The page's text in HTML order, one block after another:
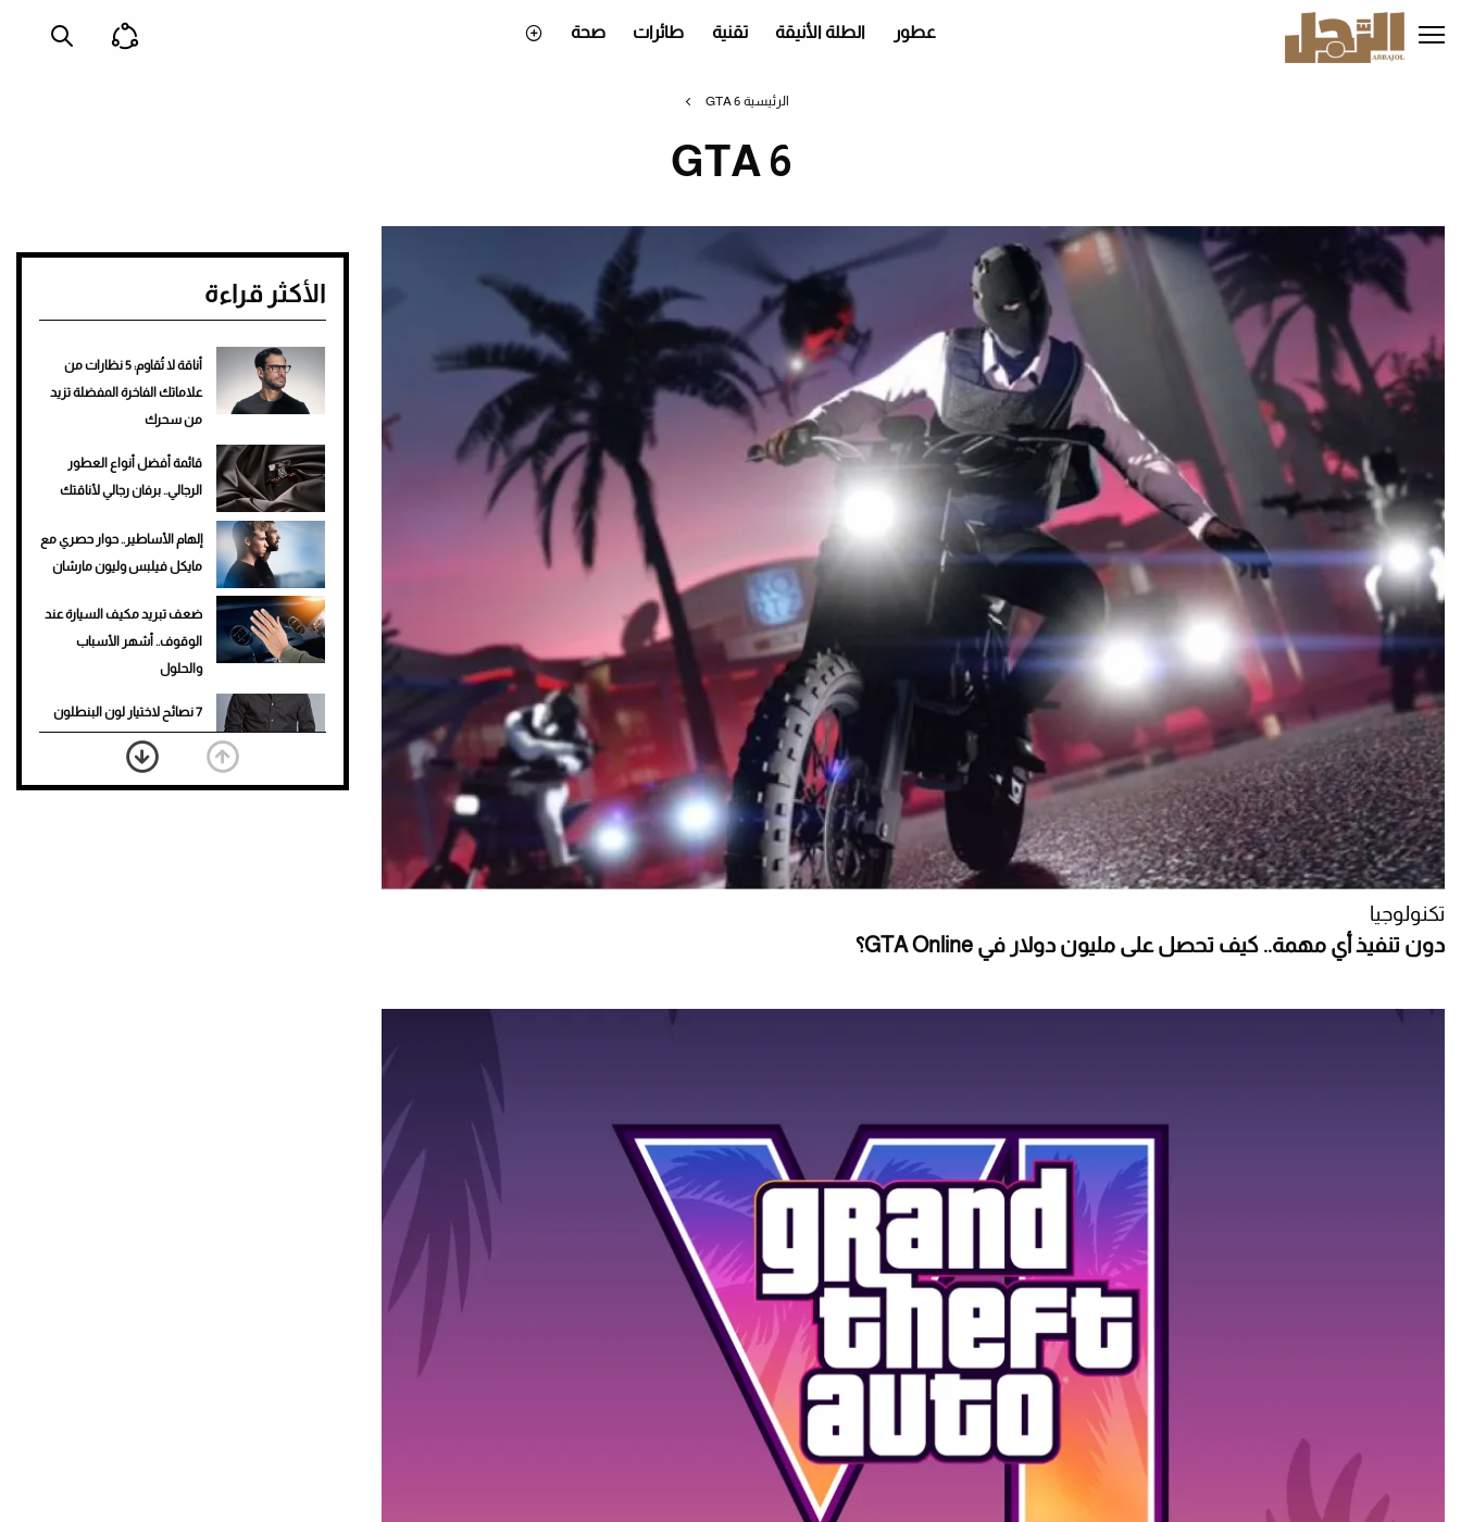
إلى
المحتوى
عطور الطلة الأنيقة تقنية طائرات صحة
الرئيسية GTA 6
GTA 6
تكنولوجيا
دون تنفيذ أي مهمة.. كيف تحصل على مليون دولار في GTA Online؟
الأكثر قراءة
أناقة لا تُقاوم: 5 نظارات من
علاماتك الفاخرة المفضلة تزيد
من سحرك
قائمة أفضل أنواع العطور
الرجالي.. برفان رجالي لأناقتك
إلهام الأساطير.. حوار حصري مع
مايكل فيلبس وليون مارشان
ضعف تبريد مكيف السيارة عند
الوقوف.. أشهر الأسباب
والحلول
7 نصائح لاختيار لون البنطلون
المناسب للقميص الأسود
نرى المستقبل من خلال